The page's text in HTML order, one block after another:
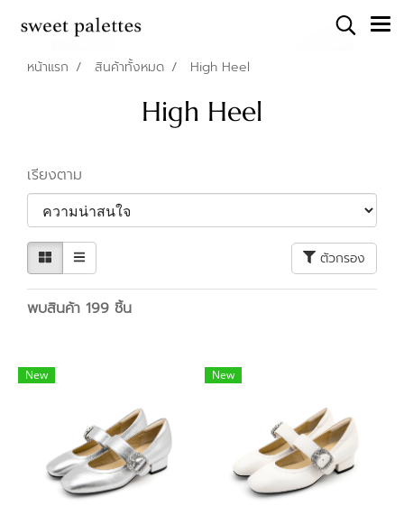
หน้าแรก สินค้าทั้งหมด High Heel
High Heel
เรียงตาม
ตัวกรอง
พบสินค้า 199 ชิ้น
New New